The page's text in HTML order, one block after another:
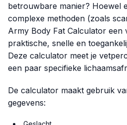
betrouwbare manier? Hoewel
complexe methoden (zoals
Army Body Fat Calculator een
praktische, snelle en
Deze calculator meet je
een paar specifieke
De calculator maakt gebruik
gegevens: